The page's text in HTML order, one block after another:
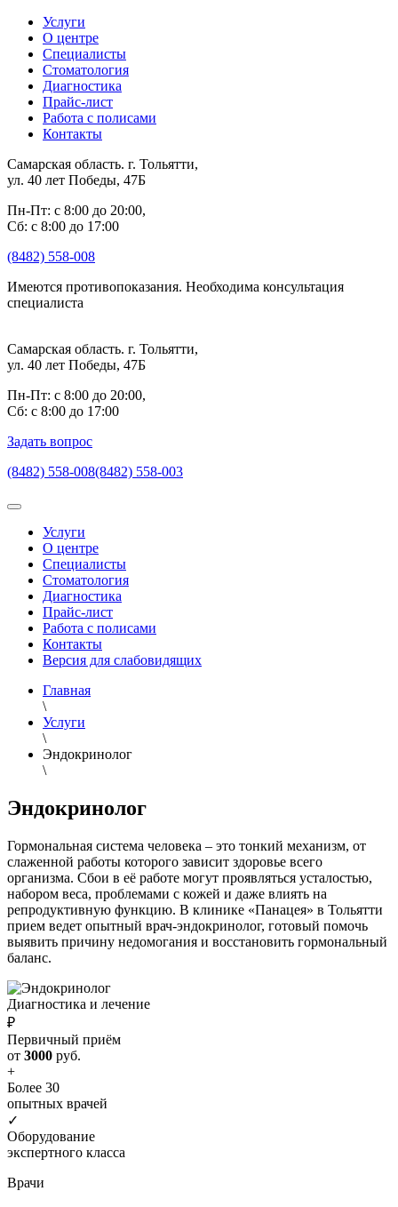
Услуги
О центре
Специалисты
Стоматология
Диагностика
Прайс-лист
Работа с полисами
Контакты
Самарская область. г. Тольятти,
ул. 40 лет Победы, 47Б
Пн-Пт: с 8:00 до 20:00,
Сб: с 8:00 до 17:00
(8482) 558-008
Имеются противопоказания. Необходима консультация
специалиста
Самарская область. г. Тольятти,
ул. 40 лет Победы, 47Б
Пн-Пт: с 8:00 до 20:00,
Сб: с 8:00 до 17:00
Задать вопрос
(8482) 558-008(8482) 558-003
Услуги
О центре
Специалисты
Стоматология
Диагностика
Прайс-лист
Работа с полисами
Контакты
Версия для слабовидящих
Главная
\
Услуги
\
Эндокринолог
\
Эндокринолог
Гормональная система человека – это тонкий механизм, от
слаженной работы которого зависит здоровье всего
организма. Сбои в её работе могут проявляться усталостью,
набором веса, проблемами с кожей и даже влиять на
репродуктивную функцию. В клинике «Панацея» в Тольятти
прием ведет опытный врач-эндокринолог, готовый помочь
выявить причину недомогания и восстановить гормональный
баланс.
Диагностика и лечение
₽
Первичный приём
от 3000 руб.
+
Более 30
опытных врачей
✓
Оборудование
экспертного класса
Врачи